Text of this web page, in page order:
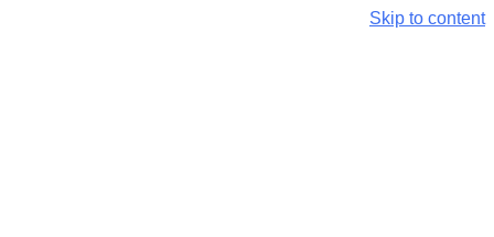
Skip to content